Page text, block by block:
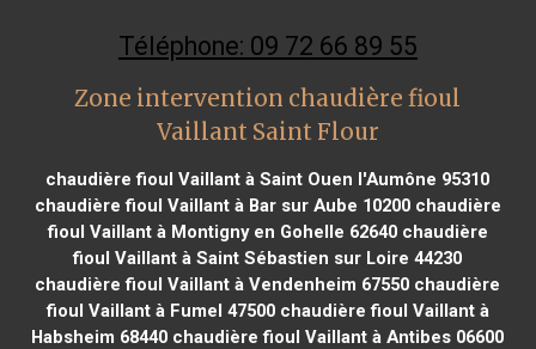
Téléphone: 09 72 66 89 55
Zone intervention chaudière fioul
Vaillant Saint Flour
chaudière fioul Vaillant à Saint Ouen l'Aumône 95310
chaudière fioul Vaillant à Bar sur Aube 10200chaudière
fioul Vaillant à Montigny en Gohelle 62640chaudière
fioul Vaillant à Saint Sébastien sur Loire 44230
chaudière fioul Vaillant à Vendenheim 67550 chaudière
fioul Vaillant à Fumel 47500chaudière fioul Vaillant à
Habsheim 68440 chaudière fioul Vaillant à Antibes 06600